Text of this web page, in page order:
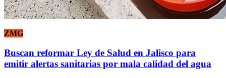
ZMG
Buscan reformar Ley de Salud en Jalisco para
emitir alertas sanitarias por mala calidad del agua